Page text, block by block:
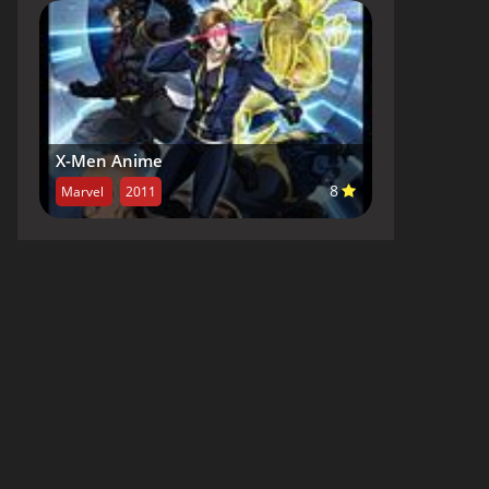
X-Men Anime
Marvel 2011 8